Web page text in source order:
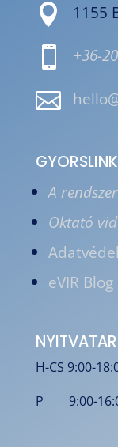
 1155
 +36-

A
Oktató
eVIR Blog
H-CS 9:00-
P 9:00-